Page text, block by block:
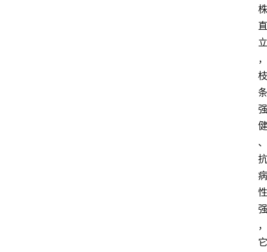
株
直
立
，
枝
条
强
健
、
抗
病
性
强
，
它